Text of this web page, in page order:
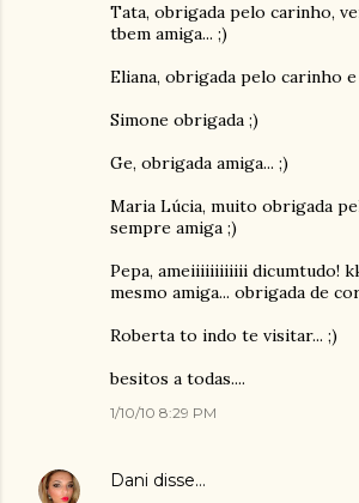
Tata, obrigada pelo carinho,
tbem amiga... ;)
Eliana, obrigada pelo carinho
Simone obrigada ;)
Ge, obrigada amiga... ;)
Maria Lúcia, muito obrigada
sempre amiga ;)
Pepa, ameiiiiiiiiiiii dicumtudo!
mesmo amiga... obrigada de
Roberta to indo te visitar... ;)
besitos a todas....
1/10/10 8:29 PM
Dani disse…